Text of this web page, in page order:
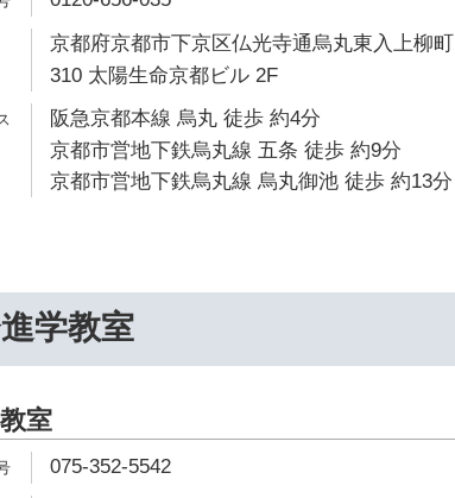
京都府京都市下京区仏光寺通烏丸東入上柳町
310 太陽生命京都ビル 2F
阪急京都本線 烏丸 徒歩 約4分
京都市営地下鉄烏丸線 五条 徒歩 約9分
京都市営地下鉄烏丸線 烏丸御池 徒歩 約13分
学教室
室
075-352-5542